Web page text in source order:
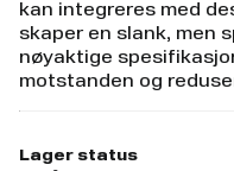
kan integreres med
skaper en slank, men
nøyaktige
motstanden og
Lager status